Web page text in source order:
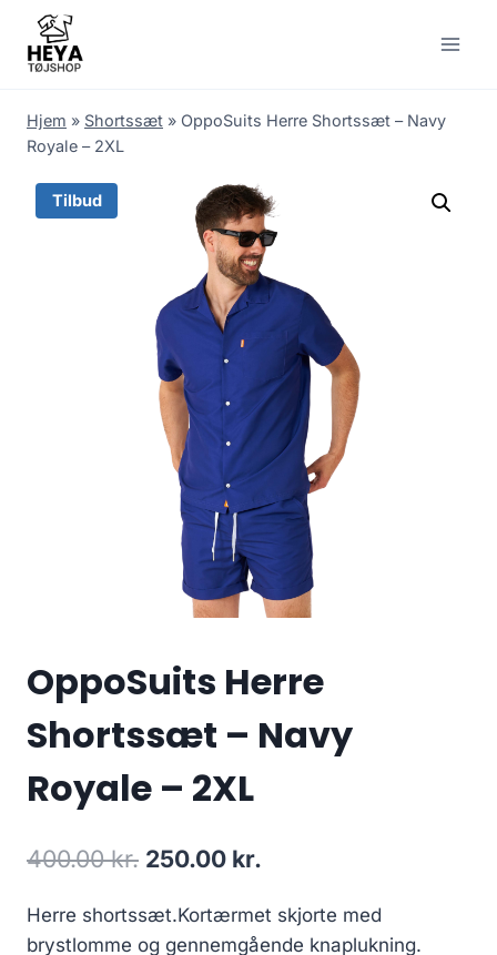
content
Hjem » Shortssæt » OppoSuits Herre Shortssæt – Navy
Royale – 2XL
Tilbud
OppoSuits Herre
Shortssæt – Navy
Royale – 2XL
400.00kr. Original
was:
250.00 kr.
is:
Herre shortssæt.Kortærmet skjorte med
brystlomme og gennemgående knaplukning.